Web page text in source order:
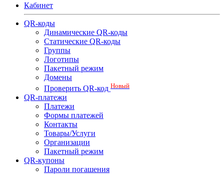
Кабинет
QR-коды
Динамические QR-коды
Статические QR-коды
Группы
Логотипы
Пакетный режим
Домены
Проверить QR-код Новый
QR-платежи
Платежи
Формы платежей
Контакты
Товары/Услуги
Организации
Пакетный режим
QR-купоны
Пароли погашения